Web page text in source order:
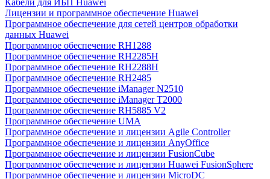
Кабели для ИБП Huawei
Лицензии и программное обеспечение Huawei
Программное обеспечение для сетей центров обработки
данных Huawei
Программное обеспечение RH1288
Программное обеспечение RH2285H
Программное обеспечение RH2288H
Программное обеспечение RH2485
Программное обеспечение iManager N2510
Программное обеспечение iManager T2000
Программное обеспечение RH5885 V2
Программное обеспечение UMA
Программное обеспечение и лицензии Agile Controller
Программное обеспечение и лицензии AnyOffice
Программное обеспечение и лицензии FusionCube
Программное обеспечение и лицензии Huawei FusionSphere
Программное обеспечение и лицензии MicroDC